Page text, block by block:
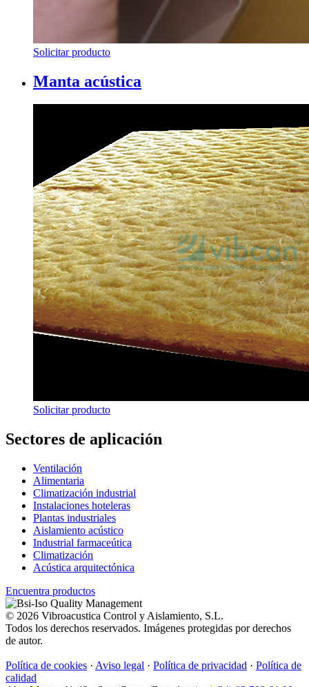
Solicitar producto
Manta acústica
Solicitar producto
Sectores de aplicación
Ventilación
Alimentaria
Climatización industrial
Instalaciones hoteleras
Plantas industriales
Aislamiento acústico
Industrial farmaceútica
Climatización
Acústica arquitectónica
Encuentra productos
© 2026 Vibroacustica Control y Aislamiento, S.L.
Todos los derechos reservados. Imágenes protegidas por derechos
de autor.
Política de cookies · Aviso legal · Política de privacidad · Política de
calidad